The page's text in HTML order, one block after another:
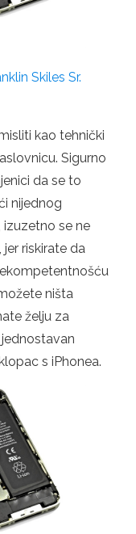
Skiles Sr.
kao tehnički
Sigurno
da se to
nijednog
izuzetno se ne
riskirate da
ništa
želju za
s iPhonea.